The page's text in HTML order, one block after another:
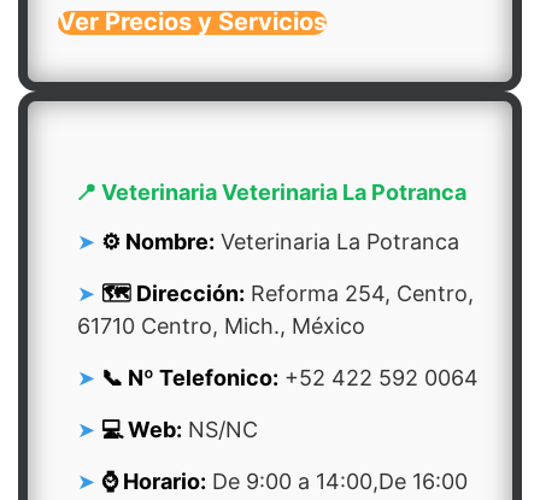
Ver Precios y Servicios
📍 Veterinaria Veterinaria La Potranca
⚙️ Nombre: Veterinaria La Potranca
🗺️ Dirección: Reforma 254, Centro,
61710 Centro, Mich., México
📞 Nº Telefonico: +52 422 592 0064
💻 Web: NS/NC
⌚ Horario: De 9:00 a 14:00,De 16:00